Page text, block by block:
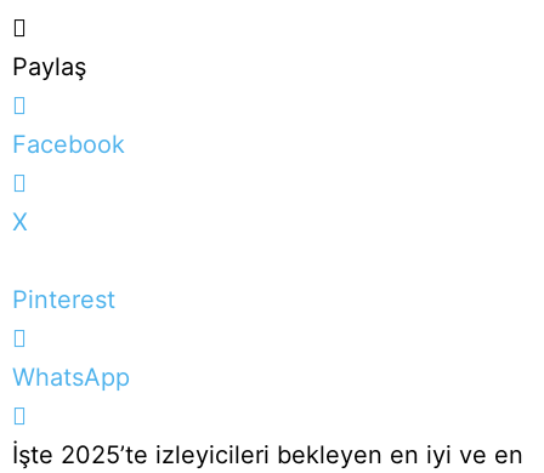
Paylaş
Facebook
X
Pinterest
WhatsApp
İşte 2025’te izleyicileri bekleyen en iyi ve en